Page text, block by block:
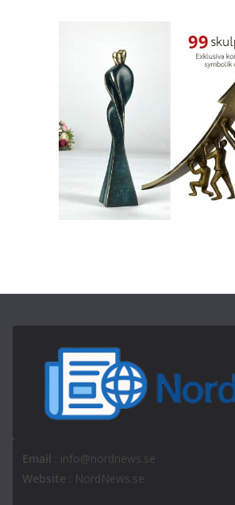
Email
: info@nordnews.se
Website
: NordNews.se